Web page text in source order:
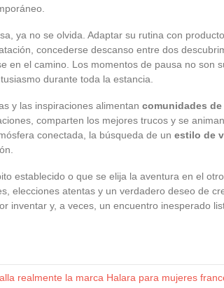
ya no se olvida. Adaptar su rutina con
concederse descanso entre dos
en el camino. Los momentos de pausa no son
durante toda la estancia.
y las inspiraciones alimentan comunidades
comparten los mejores trucos y se
conectada, la búsqueda de un estilo de
establecido o que se elija la aventura en el
elecciones atentas y un verdadero deseo de
inventar y, a veces, un encuentro inesperado
realmente la marca Halara para mujeres